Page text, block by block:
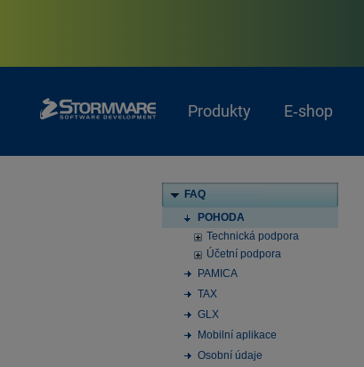
Produkty E‑shop
FAQ
POHODA
Technická podpora
Účetní podpora
PAMICA
TAX
GLX
Mobilní aplikace
Osobní údaje